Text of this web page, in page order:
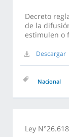
Decreto
de la
estimulen o
Descargar
Nacional
Ley